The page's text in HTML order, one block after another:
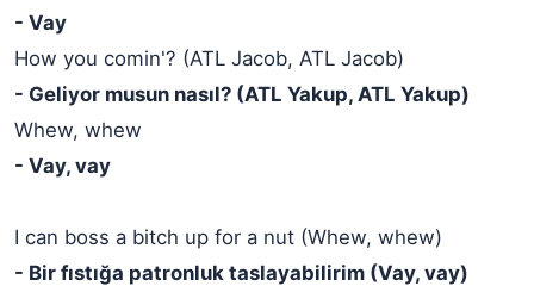
- Vay
How you comin'? (ATL Jacob, ATL Jacob)
- Geliyor musun nasıl? (ATL Yakup, ATL Yakup)
Whew, whew
- Vay, vay
I can boss a bitch up for a nut (Whew, whew)
- Bir fıstığa patronluk taslayabilirim (Vay, vay)